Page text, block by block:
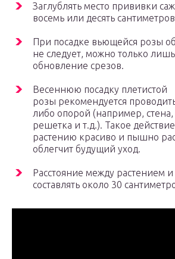
Заглублять место прививки
восемь или десять
При посадке вьющейся розы
не следует, можно только
обновление срезов.
Весеннюю посадку плетистой
розы рекомендуется
либо опорой (например,
решетка и т.д.). Такое
растению красиво и пышно
облегчит будущий уход.
Расстояние между растением
составлять около 30